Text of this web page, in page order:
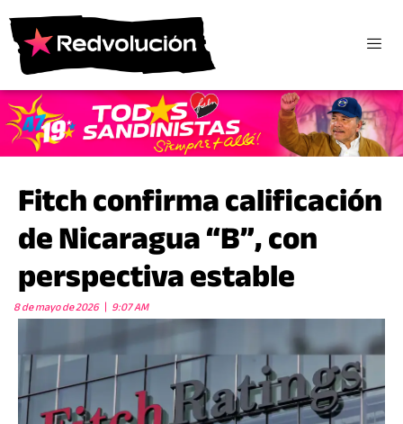
Fitch confirma calificación
de Nicaragua “B”, con
perspectiva estable
8 de mayo de 2026 9:07 AM